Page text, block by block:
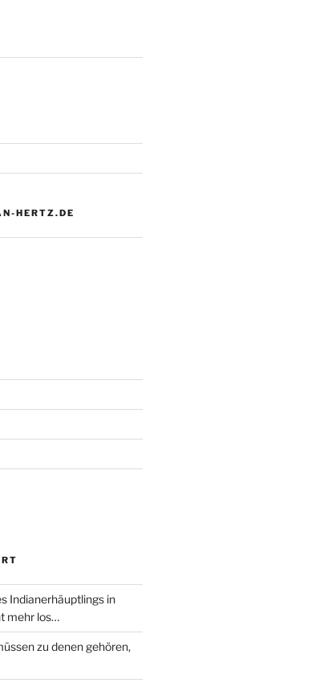
HERTZ.DE
Indianerhäuptlings in
mehr los…
zu denen gehören,